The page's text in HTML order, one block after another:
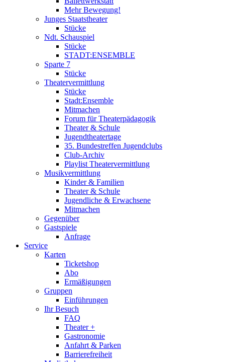
Mehr Bewegung!
Junges Staatstheater
Stücke
Ndt. Schauspiel
Stücke
STADT:ENSEMBLE
Sparte 7
Stücke
Theatervermittlung
Stücke
Stadt:Ensemble
Mitmachen
Forum für Theaterpädagogik
Theater & Schule
Jugendtheatertage
35. Bundestreffen Jugendclubs
Club-Archiv
Playlist Theatervermittlung
Musikvermittlung
Kinder & Familien
Theater & Schule
Jugendliche & Erwachsene
Mitmachen
Gegenüber
Gastspiele
Anfrage
Service
Karten
Ticketshop
Abo
Ermäßigungen
Gruppen
Einführungen
Ihr Besuch
FAQ
Theater +
Gastronomie
Anfahrt & Parken
Barrierefreiheit